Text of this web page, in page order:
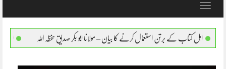
Toggle
استعمال کرنے کا بیان – مولانا ابو بکر صدیق حفظہ اللہ اہل کتاب کے برتن استعمال کرنے